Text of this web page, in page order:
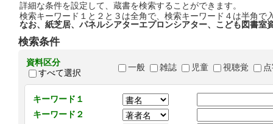
詳細な条件を設定して、蔵書を検索することができます。
検索キーワード１と２と３は全角で、検索キーワード４は半角で
なお、紙芝居、パネルシアターエプロンシアター、こども図書室
検索条件
資料区分
すべて選択
一般 雑誌 児童 視聴覚
キーワード１
キーワード２